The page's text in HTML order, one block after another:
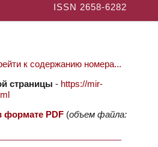
ISSN 2658-6282
к содержанию номера...
страницы - https://mir-
формате PDF (объем файла: